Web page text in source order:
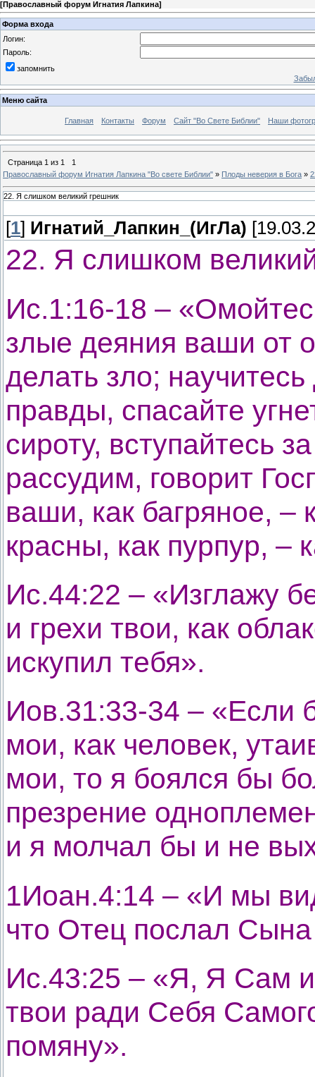
[Православный форум Игнатия Лапкина]
Форма входа
Логин:
Пароль:
запомнить
Меню сайта
Главная Контакты Форум Сайт "Во Свете Библии" Наши
Страница 1 из 1
1
Православный форум Игнатия Лапкина "Во свете Библии" » Плоды неверия в Бога »
22. Я слишком великий грешник
[1] Игнатий_Лапкин_(ИгЛа)
22. Я слишком
Ис.1:16-18 –
злые деяния ваши от
делать зло;
правды, спасайте
сироту, вступайтесь
рассудим, говорит
ваши, как багряное, –
красны, как пурпур, –
Ис.44:22 – «Изглажу
и грехи твои, как
искупил тебя».
Иов.31:33-34 – «Если
мои, как человек,
мои, то я боялся бы
презрение
и я молчал бы и не
1Иоан.4:14 – «И мы
что Отец послал
Ис.43:25 – «Я, Я Сам
твои ради Себя
помяну».